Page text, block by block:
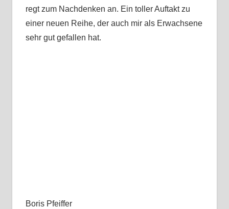
regt zum Nachdenken an. Ein toller Auftakt zu
einer neuen Reihe, der auch mir als Erwachsene
sehr gut gefallen hat.
Boris Pfeiffer